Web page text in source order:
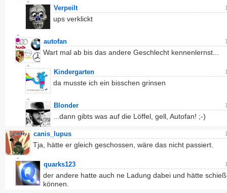
Verpeilt
ups verklickt
autofan
Wart mal ab bis das andere Geschlecht kennenlernst...
Kindergarten
da musste ich ein bisschen grinsen
Blonder
...dann gibts was auf die Löffel, gell, Autofan! ;-)
canis_lupus
Tja, hätte er gleich geschossen, wäre das nicht passiert.
quarks123
der andere hatte auch ne Ladung dabei und hätte
können.